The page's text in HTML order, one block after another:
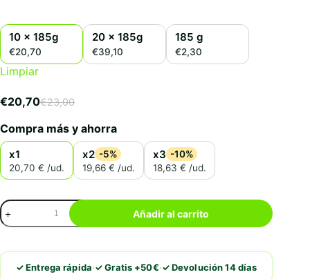
10 x 185g
€20,70
20 x 185g
€39,10
185 g
€2,30
Limpiar
€23,00
El
precio
original
€23,00.
€20,70El
precio
actual
€20,70.
Compra más y ahorra
x1
20,70 € /ud.
x2 -5%
19,66 € /ud.
x3 -10%
18,63 € /ud.
MjAMjAM
Ternera
Escaldada
Zanahorias
cantidad
Añadir al carrito
✓ Entrega rápida·✓ Gratis +50€·✓ Devolución 14 días